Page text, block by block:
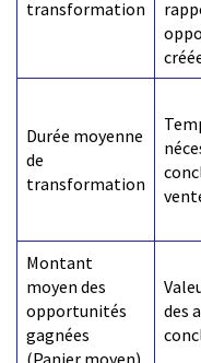
transformation
Durée moyenne
de
transformation
Montant
moyen des
opportunités
gagnées
des